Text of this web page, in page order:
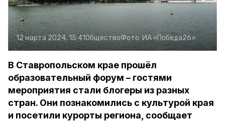
12 марта 2024, 15:41ОбществоФото: ИА «Победа26»
В Ставропольском крае прошёл
образовательный форум – гостями
мероприятия стали блогеры из разных
стран. Они познакомились с культурой края
и посетили курорты региона, сообщает